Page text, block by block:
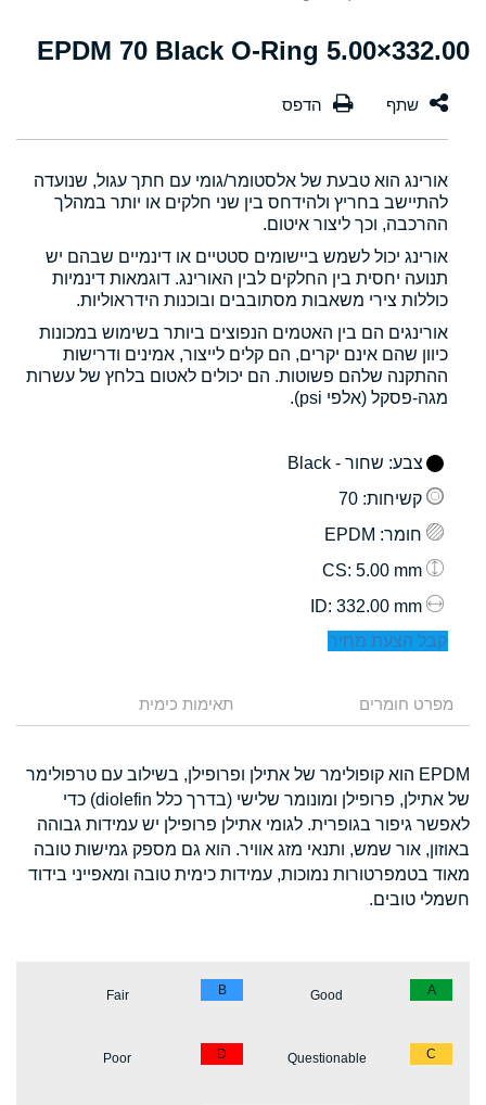
332.00×5.00 EPDM 70 Black O-Ring
אורינג הוא טבעת של אלסטומר/גומי עם חתך עגול, שנועדה
להתיישב בחריץ ולהידחס בין שני חלקים או יותר במהלך
ההרכבה, וכך ליצור איטום.
אורינג יכול לשמש ביישומים סטטיים או דינמיים שבהם יש
תנועה יחסית בין החלקים לבין האורינג. דוגמאות דינמיות
כוללות צירי משאבות מסתובבים ובוכנות הידראוליות.
אורינגים הם בין האטמים הנפוצים ביותר בשימוש במכונות
כיוון שהם אינם יקרים, הם קלים לייצור, אמינים ודרישות
ההתקנה שלהם פשוטות. הם יכולים לאטום בלחץ של עשרות
מגה-פסקל (אלפי psi).
צבע: שחור - Black
קשיחות: 70
חומר: EPDM
: 5.00 mm
: 332.00 mm
קבל הצעת מחיר
מפרט חומרים תאימות כימית
EPDM הוא קופולימר של אתילן ופרופילן, בשילוב עם טרפולימר
של אתילן, פרופילן ומונומר שלישי (בדרך כלל diolefin) כדי
לאפשר גיפור בגופרית. לגומי אתילן פרופילן יש עמידות גבוהה
באוזון, אור שמש, ותנאי מזג אוויר. הוא גם מספק גמישות טובה
מאוד בטמפרטורות נמוכות, עמידות כימית טובה ומאפייני בידוד
חשמלי טובים.
A
Good
B
Fair
C
Questionable
D
Poor